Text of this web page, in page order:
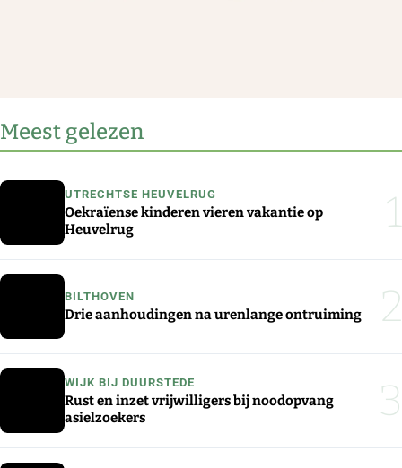
Meest gelezen
UTRECHTSE HEUVELRUG
Oekraïense kinderen vieren vakantie op
Heuvelrug
1
BILTHOVEN
Drie aanhoudingen na urenlange ontruiming 2
WIJK BIJ DUURSTEDE
Rust en inzet vrijwilligers bij noodopvang
asielzoekers
3